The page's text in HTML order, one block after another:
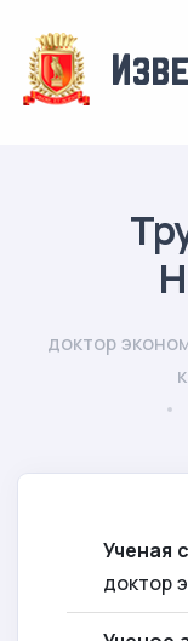
доктор
Ученая
доктор